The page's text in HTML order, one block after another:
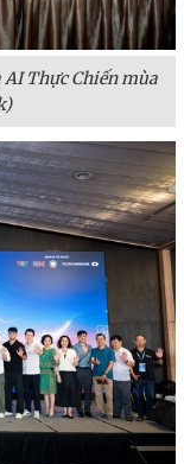
AI Thực Chiến mùa